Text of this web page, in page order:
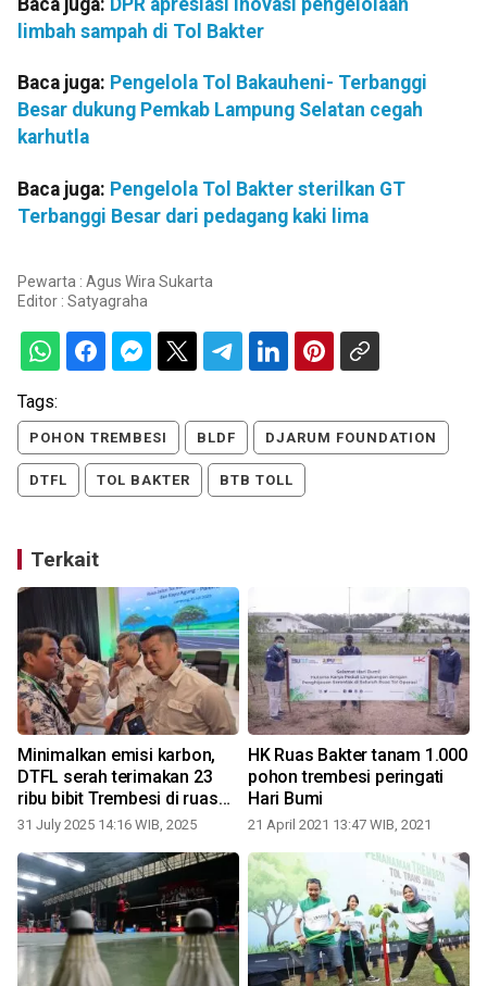
limbah sampah di Tol Bakter
Baca juga: Pengelola Tol Bakauheni- Terbanggi
Besar dukung Pemkab Lampung Selatan cegah
karhutla
Baca juga: Pengelola Tol Bakter sterilkan GT
Terbanggi Besar dari pedagang kaki lima
Pewarta : Agus Wira Sukarta
Editor : Satyagraha
Tags:
POHON TREMBESI BLDF DJARUM FOUNDATION
DTFL TOL BAKTER BTB TOLL
Terkait
Minimalkan emisi karbon,
DTFL serah terimakan 23
ribu bibit Trembesi di ruas
Tol Trans Sumatera
31 July 2025 14:16 WIB, 2025
HK Ruas Bakter tanam 1.000
pohon trembesi peringati
Hari Bumi
21 April 2021 13:47 WIB, 2021